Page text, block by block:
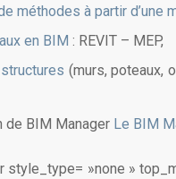
méthodes à partir d’une
en BIM : REVIT – MEP,
(murs, poteaux,
de BIM Manager Le BIM
style_type= »none »